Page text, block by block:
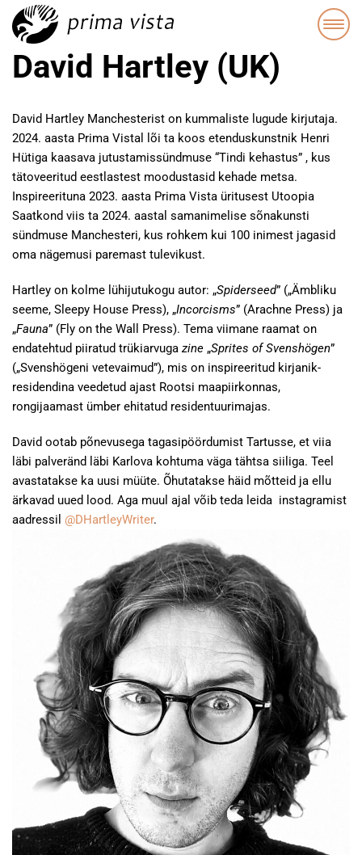
David Hartley (UK)
David Hartley Manchesterist on kummaliste lugude kirjutaja.
2024. aasta Prima Vistal lõi ta koos etenduskunstnik Henri
Hütiga kaasava jutustamissündmuse “Tindi kehastus” , kus
tätoveeritud eestlastest moodustasid kehade metsa.
Inspireerituna 2023. aasta Prima Vista üritusest Utoopia
Saatkond viis ta 2024. aastal samanimelise sõnakunsti
sündmuse Manchesteri, kus rohkem kui 100 inimest jagasid
oma nägemusi paremast tulevikust.
Hartley on kolme lühijutukogu autor: „Spiderseed” („Ämbliku
seeme, Sleepy House Press), „Incorcisms” (Arachne Press) ja
„Fauna” (Fly on the Wall Press). Tema viimane raamat on
endatehtud piiratud trükiarvuga zine „Sprites of Svenshögen”
(„Svenshögeni vetevaimud”), mis on inspireeritud kirjanik-
residendina veedetud ajast Rootsi maapiirkonnas,
rongijaamast ümber ehitatud residentuurimajas.
David ootab põnevusega tagasipöördumist Tartusse, et viia
läbi palveränd läbi Karlova kohtuma väga tähtsa siiliga. Teel
avastatakse ka uusi müüte. Õhutatakse häid mõtteid ja ellu
ärkavad uued lood. Aga muul ajal võib teda leida instagramist
aadressil @DHartleyWriter.